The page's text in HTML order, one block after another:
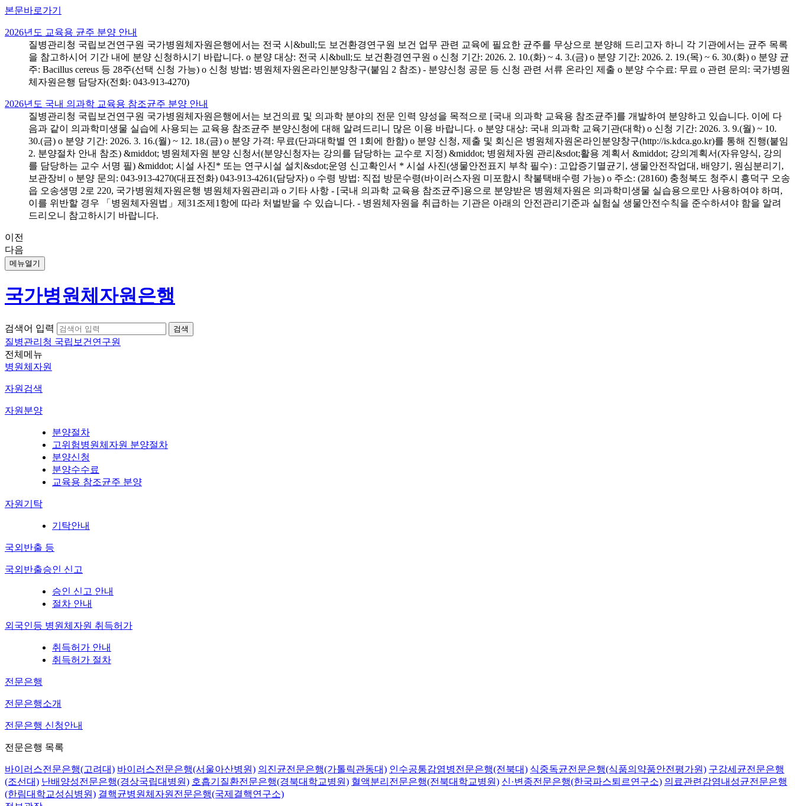
본문바로가기
2026년도 교육용 균주 분양 안내
질병관리청 국립보건연구원 국가병원체자원은행에서는 전국 시&bull;도 보건환경연구원 보건 업무 관련 교육에 필요한 균주를 무상으로 분양해 드리고자 하니 각 기관에서는 균주 목록
을 참고하시어 기간 내에 분양 신청하시기 바랍니다. o 분양 대상: 전국 시&bull;도 보건환경연구원 o 신청 기간: 2026. 2. 10.(화) ~ 4. 3.(금) o 분양 기간: 2026. 2. 19.(목) ~ 6. 30.(화) o 분양 균
주: Bacillus cereus 등 28주(선택 신청 가능) o 신청 방법: 병원체자원온라인분양창구(붙임 2 참조) - 분양신청 공문 등 신청 관련 서류 온라인 제출 o 분양 수수료: 무료 o 관련 문의: 국가병원
체자원은행 담당자(전화: 043-913-4270)
2026년도 국내 의과학 교육용 참조균주 분양 안내
질병관리청 국립보건연구원 국가병원체자원은행에서는 보건의료 및 의과학 분야의 전문 인력 양성을 목적으로 [국내 의과학 교육용 참조균주]를 개발하여 분양하고 있습니다. 이에 다
음과 같이 의과학미생물 실습에 사용되는 교육용 참조균주 분양신청에 대해 알려드리니 많은 이용 바랍니다. o 분양 대상: 국내 의과학 교육기관(대학) o 신청 기간: 2026. 3. 9.(월) ~ 10.
30.(금) o 분양 기간: 2026. 3. 16.(월) ~ 12. 18.(금) o 분양 가격: 무료(단과대학별 연 1회에 한함) o 분양 신청, 제출 및 회신은 병원체자원온라인분양창구(http://is.kdca.go.kr)를 통해 진행(붙임
2. 분양절차 안내 참조) &middot; 병원체자원 분양 신청서(분양신청자는 강의를 담당하는 교수로 지정) &middot; 병원체자원 관리&sdot;활용 계획서 &middot; 강의계획서(자유양식, 강의
를 담당하는 교수 서명 필) &middot; 시설 사진* 또는 연구시설 설치&sdot;운영 신고확인서 * 시설 사진(생물안전표지 부착 필수) : 고압증기멸균기, 생물안전작업대, 배양기, 원심분리기,
보관장비 o 분양 문의: 043-913-4270(대표전화) 043-913-4261(담당자) o 수령 방법: 직접 방문수령(바이러스자원 미포함시 착불택배수령 가능) o 주소: (28160) 충청북도 청주시 흥덕구 오송
읍 오송생명 2로 220, 국가병원체자원은행 병원체자원관리과 o 기타 사항 - [국내 의과학 교육용 참조균주]용으로 분양받은 병원체자원은 의과학미생물 실습용으로만 사용하여야 하며,
이를 위반할 경우 「병원체자원법」제31조제1항에 따라 처벌받을 수 있습니다. - 병원체자원을 취급하는 기관은 아래의 안전관리기준과 실험실 생물안전수칙을 준수하셔야 함을 알려
드리오니 참고하시기 바랍니다.
이전
다음
메뉴열기
국가병원체자원은행
검색어 입력
질병관리청 국립보건연구원
전체메뉴
병원체자원
자원검색
자원분양
분양절차
고위험병원체자원 분양절차
분양신청
분양수수료
교육용 참조균주 분양
자원기탁
기탁안내
국외반출 등
국외반출승인 신고
승인 신고 안내
절차 안내
외국인등 병원체자원 취득허가
취득허가 안내
취득허가 절차
전문은행
전문은행소개
전문은행 신청안내
전문은행 목록
바이러스전문은행(고려대) 바이러스전문은행(서울아산병원) 의진균전문은행(가톨릭관동대) 인수공통감염병전문은행(전북대) 식중독균전문은행(식품의약품안전평가원) 구강세균전문은행
(조선대) 난배양성전문은행(경상국립대병원) 호흡기질환전문은행(경북대학교병원) 혈액분리전문은행(전북대학교병원) 신·변종전문은행(한국파스퇴르연구소) 의료관련감염내성균전문은행
(한림대학교성심병원) 결핵균병원체자원전문은행(국제결핵연구소)